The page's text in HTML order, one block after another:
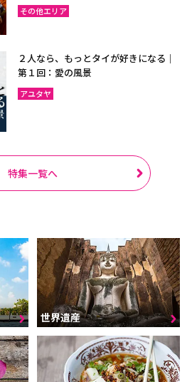
その他エリア
２人なら、もっとタイが好きになる｜
第１回：愛の風景
アユタヤ
特集一覧へ
世界遺産